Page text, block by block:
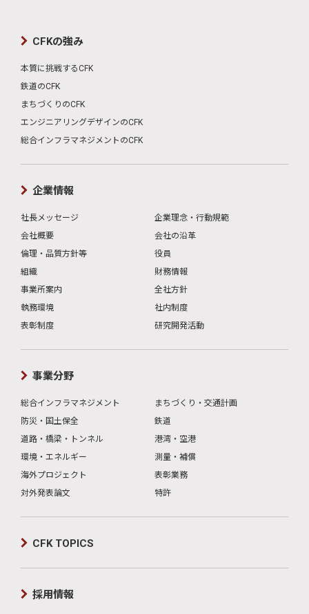
CFKの強み
本質に挑戦するCFK
鉄道のCFK
まちづくりのCFK
エンジニアリングデザインのCFK
総合インフラマネジメントのCFK
企業情報
社長メッセージ
企業理念・行動規範
会社概要
会社の沿革
倫理・品質方針等
役員
組織
財務情報
事業所案内
全社方針
執務環境
社内制度
表彰制度
研究開発活動
事業分野
総合インフラマネジメント
まちづくり・交通計画
防災・国土保全
鉄道
道路・橋梁・トンネル
港湾・空港
環境・エネルギー
測量・補償
海外プロジェクト
表彰業務
対外発表論文
特許
CFK TOPICS
採用情報